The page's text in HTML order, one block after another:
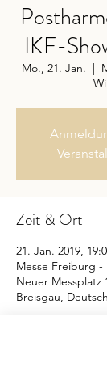
IKF-
Mo., 21. Jan.
  |
Zeit & Ort
21. Jan. 2019,
Messe Freiburg -
Neuer Messplatz
Breisgau,
Über die